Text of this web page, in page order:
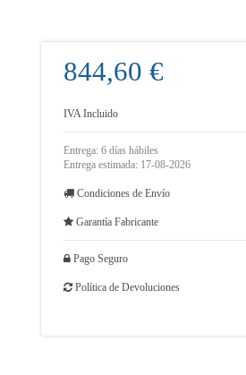
844,60 €
IVA Incluido
Entrega: 6 días hábiles
Entrega estimada: 17-08-2026
Condiciones de Envío
Garantía Fabricante
Pago Seguro
 Política de Devoluciones